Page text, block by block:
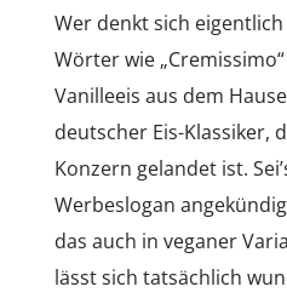
Wer denkt sich
Wörter wie
Vanilleeis aus dem
deutscher Eis-Klassiker,
Konzern gelandet ist.
Werbeslogan
das auch in veganer
lässt sich tatsächlich